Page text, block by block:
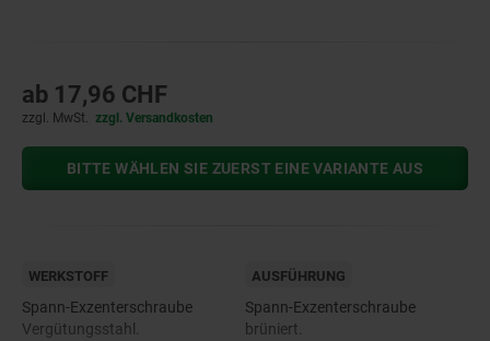
ab 17,96 CHF
zzgl. MwSt. zzgl. Versandkosten
BITTE WÄHLEN SIE ZUERST EINE VARIANTE AUS
WERKSTOFF
Spann-Exzenterschraube
Vergütungsstahl.
AUSFÜHRUNG
Spann-Exzenterschraube
brüniert.